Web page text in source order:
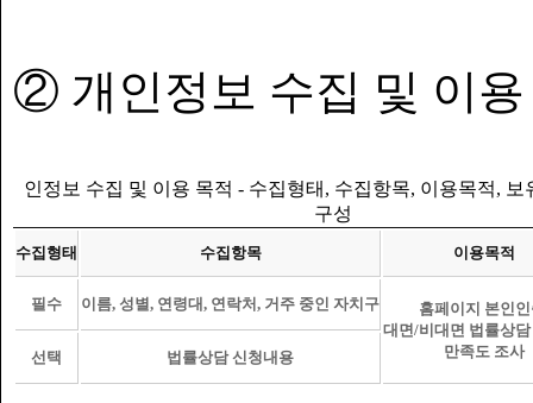
② 개인정보 수집 및 이용
인정보 수집 및 이용 목적 - 수집형태, 수집항목, 이용목적, 보
구성
수집형태 수집항목 이용목적
필수 이름, 성별, 연령대, 연락처, 거주 중인 자치구
홈페이지 본인인
대면/비대면 법률상
만족도 조사
선택 법률상담 신청내용